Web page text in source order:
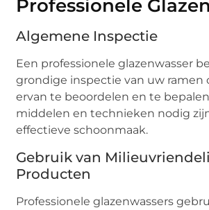
Professionele
Algemene Inspectie
Een professionele glazenwasser
grondige inspectie van uw ramen
ervan te beoordelen en te
middelen en technieken nodig
effectieve schoonmaak.
Gebruik van
Producten
Professionele glazenwassers